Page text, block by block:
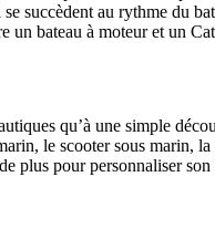
succèdent au rythme du
un bateau à moteur et un
qu’à une simple
le scooter sous marin,
plus pour personnaliser